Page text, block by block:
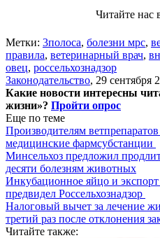
Читайте нас
Метки: 3полоса, болезни мрс,
правила, ветеринарный врач,
овец, россельхознадзор
Законодательство, 29 сентября
Какие новости интересны
жизни»? Пройти опрос
Еще по теме
Производителям
медицинские фармсубстанции
Минсельхоз предложил
десяти болезням животных
Инкубационное яйцо и экспорт
предвидел Россельхознадзор
Налоговый вычет за лечение
третий раз после отклонения
Читайте также: